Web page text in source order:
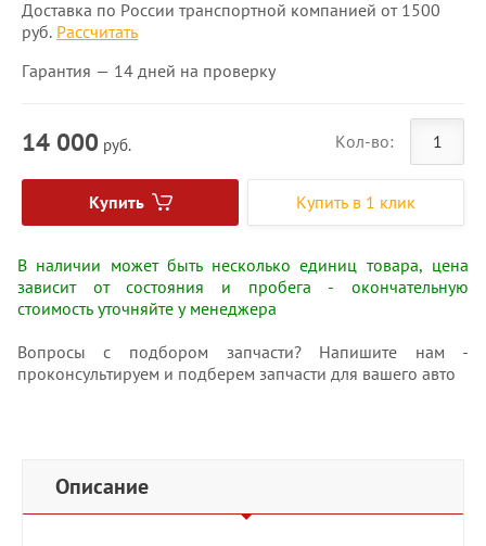
Доставка по России транспортной компанией от 1500
руб. Рассчитать
Гарантия — 14 дней на проверку
14 000 руб. Кол-во:
Купить Купить в 1 клик
В наличии может быть несколько единиц товара, цена
зависит от состояния и пробега - окончательную
стоимость уточняйте у менеджера
Вопросы с подбором запчасти? Напишите нам -
проконсультируем и подберем запчасти для вашего авто
Описание